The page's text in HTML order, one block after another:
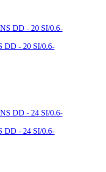
DD - 20 SI/0.6-
DD - 24 SI/0.6-